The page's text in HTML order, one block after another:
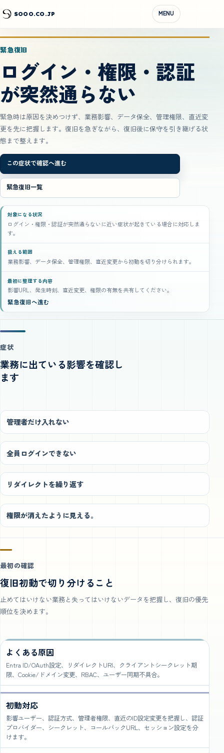
SOOO.CO.JP MENU
緊急復旧
ログイン・権限・認証
が突然通らない
緊急時は原因を決めつけず、業務影響、データ保全、管理権限、直近変
更を先に把握します。復旧を急ぎながら、復旧後に保守を引き継げる状
態まで整えます。
この症状で確認へ進む
緊急復旧一覧
対象になる状況
ログイン・権限・認証が突然通らないに近い症状が起きている場合に対応しま
す。
扱える範囲
業務影響、データ保全、管理権限、直近変更から初動を切り分けられます。
最初に整理する内容
影響URL、発生時刻、直近変更、権限の有無を共有してください。
緊急復旧へ進む
症状
業務に出ている影響を確認し
ます
管理者だけ入れない
全員ログインできない
リダイレクトを繰り返す
権限が消えたように見える。
最初の確認
復旧初動で切り分けること
止めてはいけない業務と失ってはいけないデータを把握し、復旧の優先
順位を決めます。
よくある原因
Entra ID/OAuth設定、リダイレクトURI、クライアントシークレット期
限、Cookie/ドメイン変更、RBAC、ユーザー同期不具合。
初動対応
影響ユーザー、認証方式、管理者権限、直近のID設定変更を把握し、認証
プロバイダー、シークレット、コールバックURL、セッション設定を分
けます。